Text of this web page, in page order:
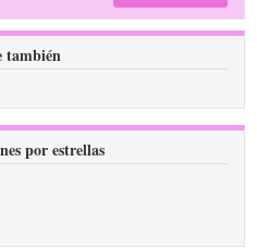
también
por estrellas